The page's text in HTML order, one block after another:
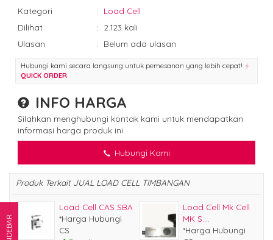
Kategori
: Load Cell
Dilihat
: 2.123 kali
Ulasan
: Belum ada ulasan
Hubungi kami secara langsung untuk pemesanan yang lebih cepat!
QUICK ORDER
INFO HARGA
Silahkan menghubungi kontak kami untuk mendapatkan
informasi harga produk ini.
Hubungi Kami
Produk Terkait JUAL LOAD CELL TIMBANGAN
Load Cell CAS SBA
*Harga Hubungi
CS
Load Cell Mk Cell
MK S....
*Harga Hubungi
SIDEBAR